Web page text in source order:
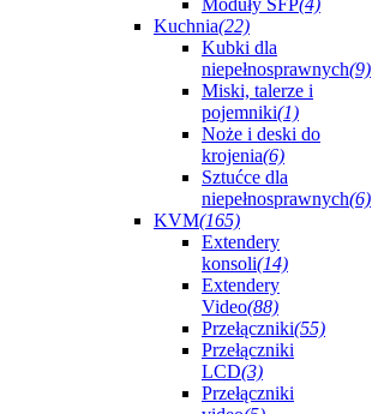
Moduły SFP(4)
Kuchnia(22)
Kubki dla
niepełnosprawnych(9)
Miski, talerze i
pojemniki(1)
Noże i deski do
krojenia(6)
Sztućce dla
niepełnosprawnych(6)
KVM(165)
Extendery
konsoli(14)
Extendery
Video(88)
Przełączniki(55)
Przełączniki
LCD(3)
Przełączniki